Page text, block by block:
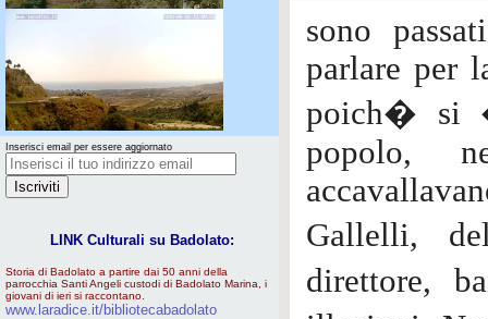
Inserisci email per essere aggiornato
LINK Culturali su Badolato:
Storia di Badolato a partire dai 50 anni della
parrocchia Santi Angeli custodi di Badolato Marina, i
giovani di ieri si raccontano.
www.laradice.it/bibliotecabadolato
sono
parlare per
poich� si
popolo,
Gallelli,
direttore,